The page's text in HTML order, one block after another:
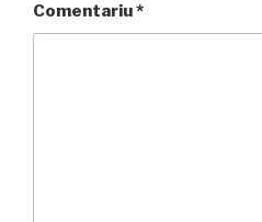
Comentariu*